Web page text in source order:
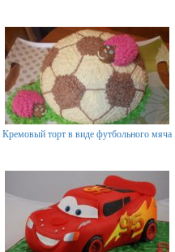
Кремовый торт в виде футбольного мяча